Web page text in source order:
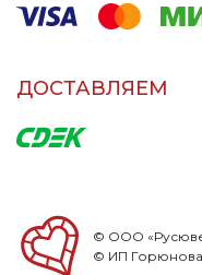
ДОСТАВЛЯЕМ
© ООО
© ИП Горюнова